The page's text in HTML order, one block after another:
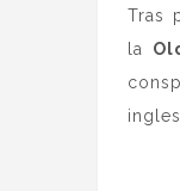
Tras
la